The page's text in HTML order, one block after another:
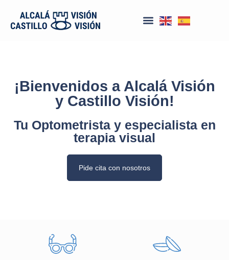
¡Bienvenidos a Alcalá Visión
y Castillo Visión!
Tu Optometrista y especialista en
terapia visual
Pide cita con nosotros